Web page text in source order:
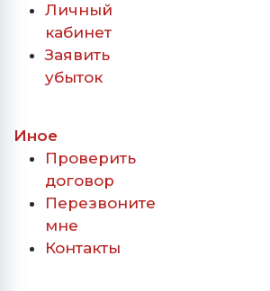
Личный
кабинет
Заявить
убыток
Иное
Проверить
договор
Перезвоните
мне
Контакты